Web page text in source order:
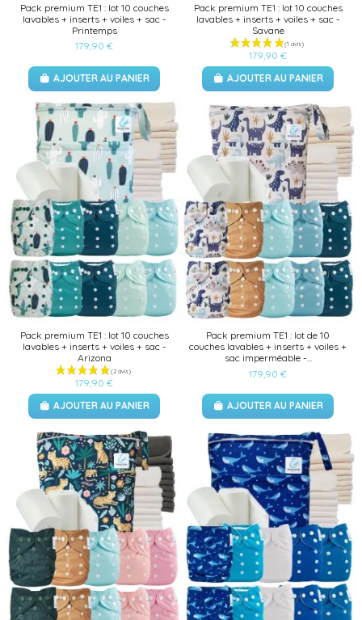
Pack premium TE1 : lot 10 couches
lavables + inserts + voiles + sac -
Printemps
179,90 €
AJOUTER AU PANIER
Pack premium TE1 : lot 10 couches
lavables + inserts + voiles + sac -
Savane
179,90 €
AJOUTER AU PANIER
Pack premium TE1 : lot 10 couches
lavables + inserts + voiles + sac -
Arizona
179,90 €
AJOUTER AU PANIER
Pack premium TE1 : lot de 10
couches lavables + inserts + voiles +
sac imperméable -...
179,90 €
AJOUTER AU PANIER